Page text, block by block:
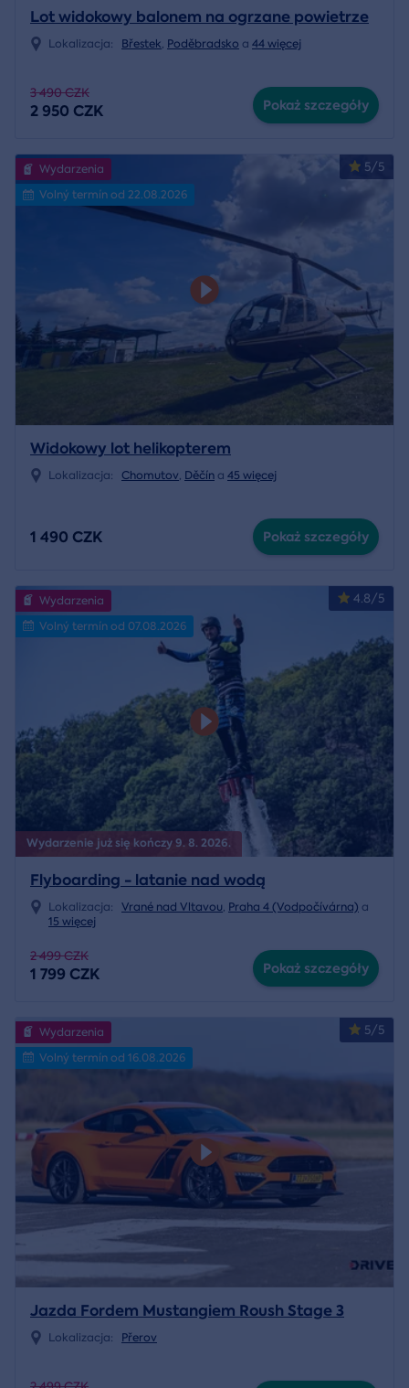
Lot widokowy balonem na ogrzane powietrze
Lokalizacja: Břestek, Poděbradsko a 44 więcej
3 490 CZK
2 950 CZK Pokaż szczegóły
5/5
Wydarzenia
Volný termín od 22.08.2026
Widokowy lot helikopterem
Lokalizacja: Chomutov, Děčín a 45 więcej
1 490 CZK Pokaż szczegóły
Wydarzenie już się kończy 9. 8. 2026.
4.8/5
Wydarzenia
Volný termín od 07.08.2026
Flyboarding - latanie nad wodą
Lokalizacja: Vrané nad Vltavou, Praha 4 (Vodpočívárna) a
15 więcej
2 499 CZK
1 799 CZK Pokaż szczegóły
5/5
Wydarzenia
Volný termín od 16.08.2026
Jazda Fordem Mustangiem Roush Stage 3
Lokalizacja: Přerov